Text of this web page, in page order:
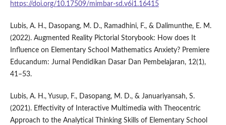
https://doi.org/10.17509/mimbar-sd.v6i1.16415
Lubis, A. H., Dasopang, M. D., Ramadhini, F., & Dalimunthe, E. M.
(2022). Augmented Reality Pictorial Storybook: How does It
Influence on Elementary School Mathematics Anxiety? Premiere
Educandum: Jurnal Pendidikan Dasar Dan Pembelajaran, 12(1),
41–53.
Lubis, A. H., Yusup, F., Dasopang, M. D., & Januariyansah, S.
(2021). Effectivity of Interactive Multimedia with Theocentric
Approach to the Analytical Thinking Skills of Elementary School